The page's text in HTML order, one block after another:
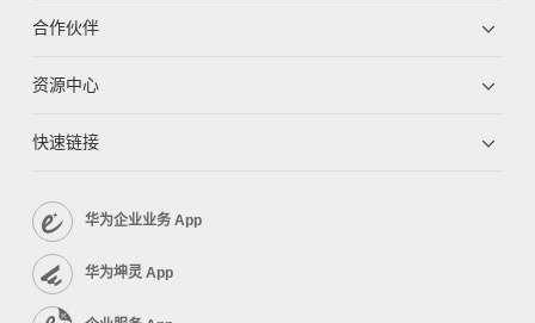
合作伙伴
资源中心
快速链接
华为企业业务 App
华为坤灵 App